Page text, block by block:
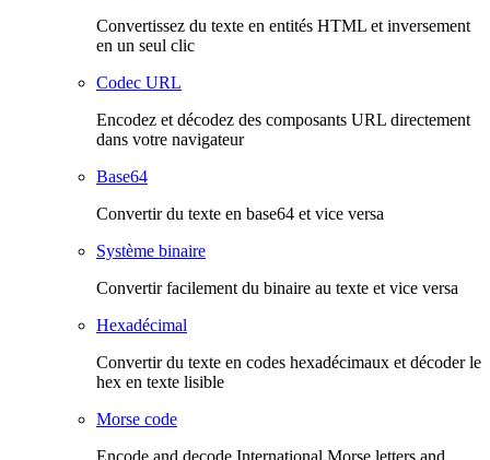
Convertissez du texte en entités HTML et inversement
en un seul clic
Codec URL
Encodez et décodez des composants URL directement
dans votre navigateur
Base64
Convertir du texte en base64 et vice versa
Système binaire
Convertir facilement du binaire au texte et vice versa
Hexadécimal
Convertir du texte en codes hexadécimaux et décoder le
hex en texte lisible
Morse code